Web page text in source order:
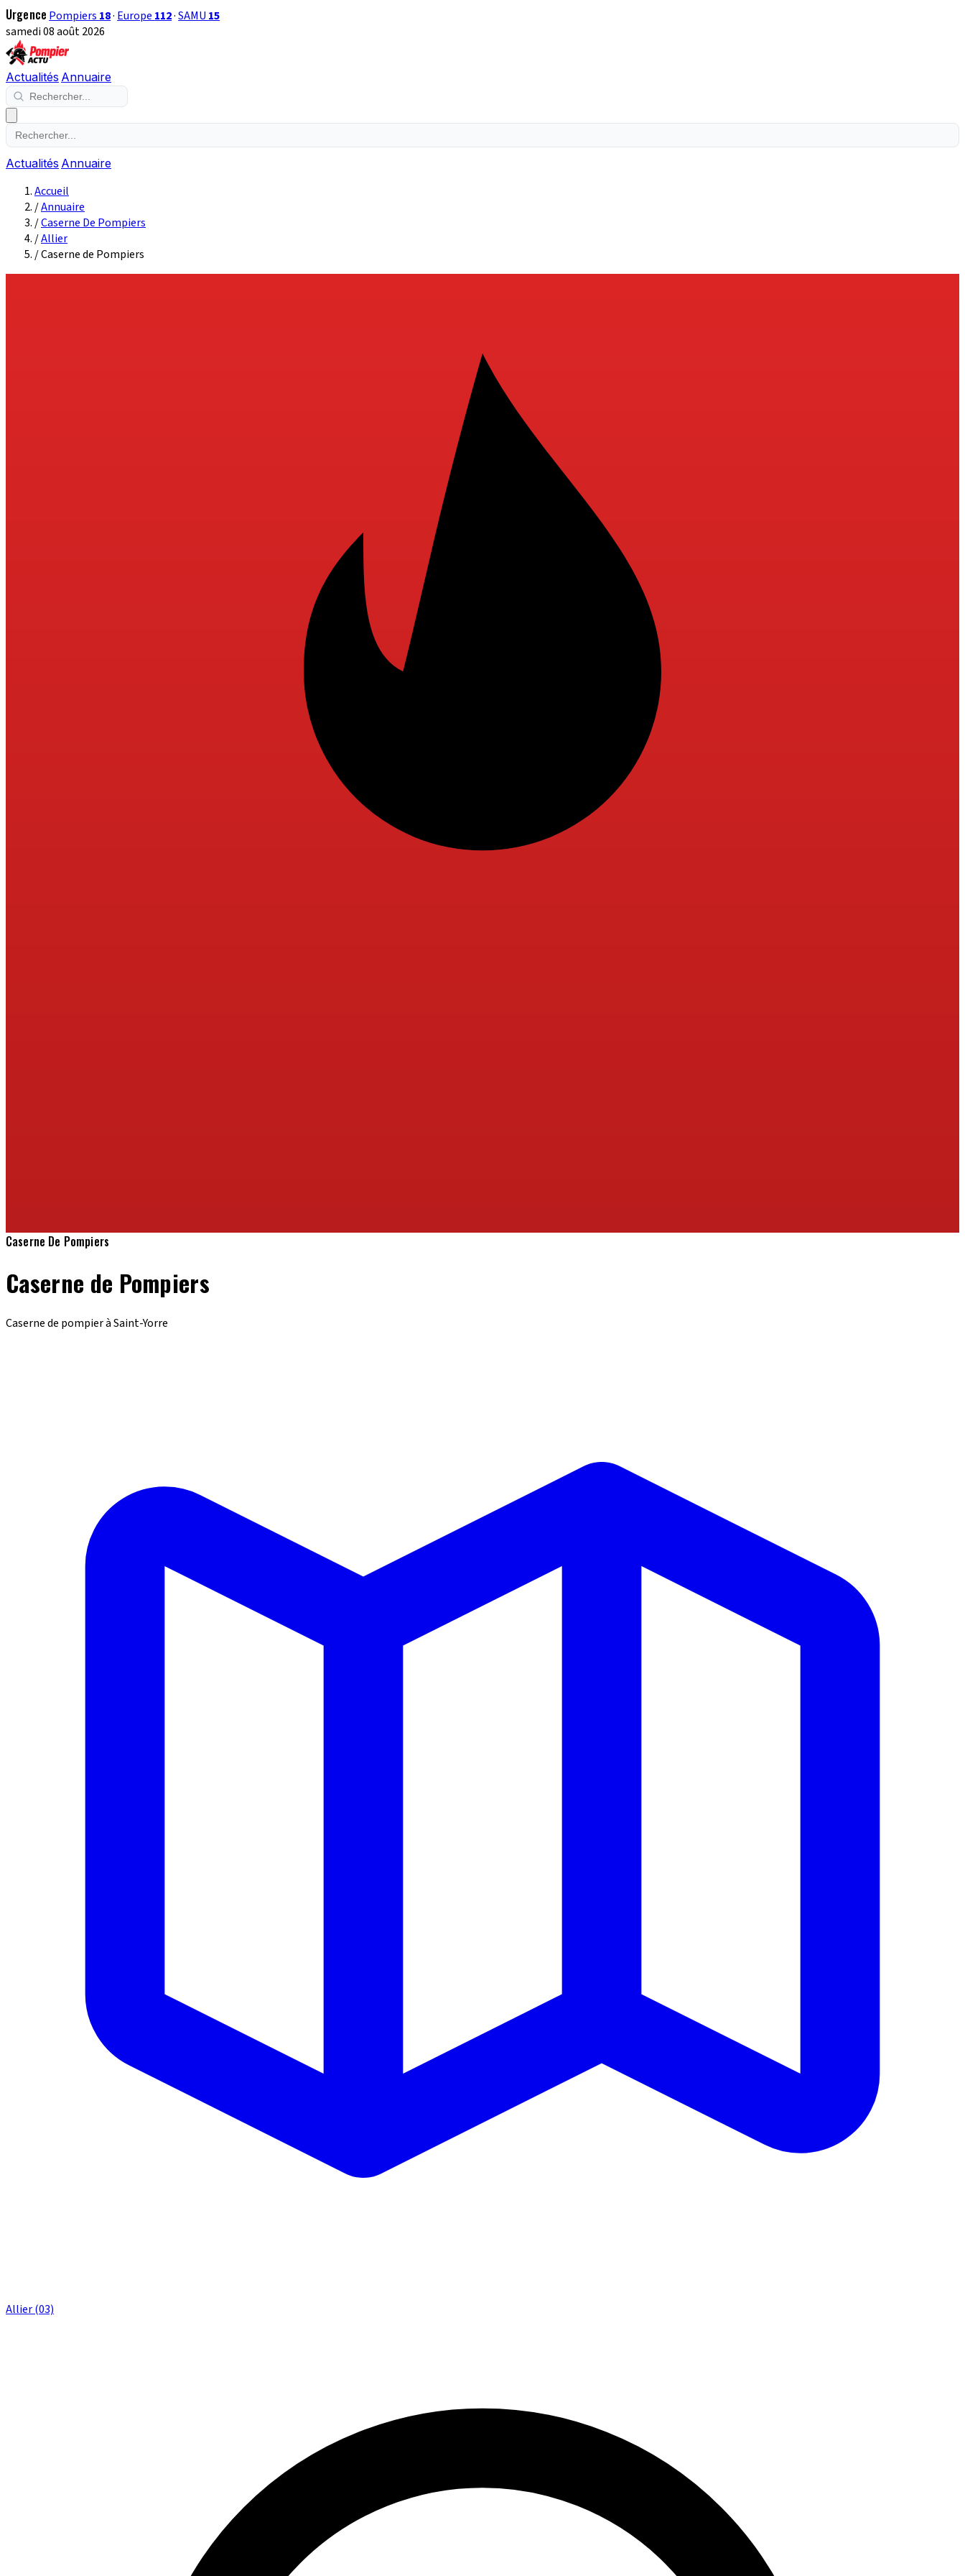
Urgence Pompiers 18· Europe 112·SAMU 15
samedi 08 août 2026
Actualités Annuaire
Actualités Annuaire
Accueil
/Annuaire
/Caserne De Pompiers
/Allier
/Caserne de Pompiers
Caserne De Pompiers
Caserne de Pompiers
Caserne de pompier à Saint-Yorre
Allier (03)